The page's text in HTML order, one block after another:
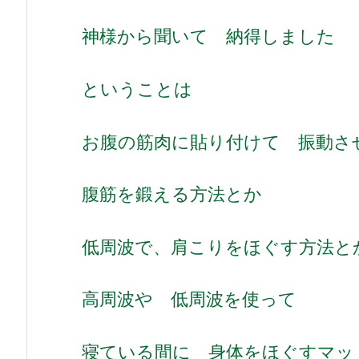
神様から聞いて 納得しました
ということは
お腹の筋肉に貼り付けて 振動さ
腹筋を鍛える方法とか
低周波で、肩こりをほぐす方法と
高周波や 低周波を使って
寝ている間に 身体をほぐすマッ